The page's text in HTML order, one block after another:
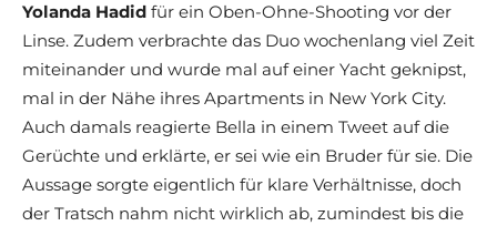
Yolanda Hadid für ein Oben-Ohne-Shooting vor der
Linse. Zudem verbrachte das Duo wochenlang viel Zeit
miteinander und wurde mal auf einer Yacht geknipst,
mal in der Nähe ihres Apartments in New York City.
Auch damals reagierte Bella in einem Tweet auf die
Gerüchte und erklärte, er sei wie ein Bruder für sie. Die
Aussage sorgte eigentlich für klare Verhältnisse, doch
der Tratsch nahm nicht wirklich ab, zumindest bis die